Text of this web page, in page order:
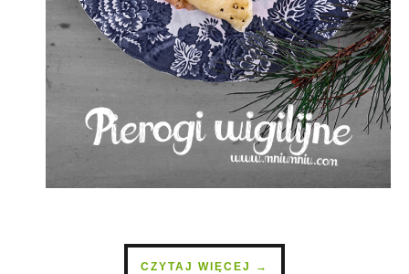
CZYTAJ WIĘCEJ →